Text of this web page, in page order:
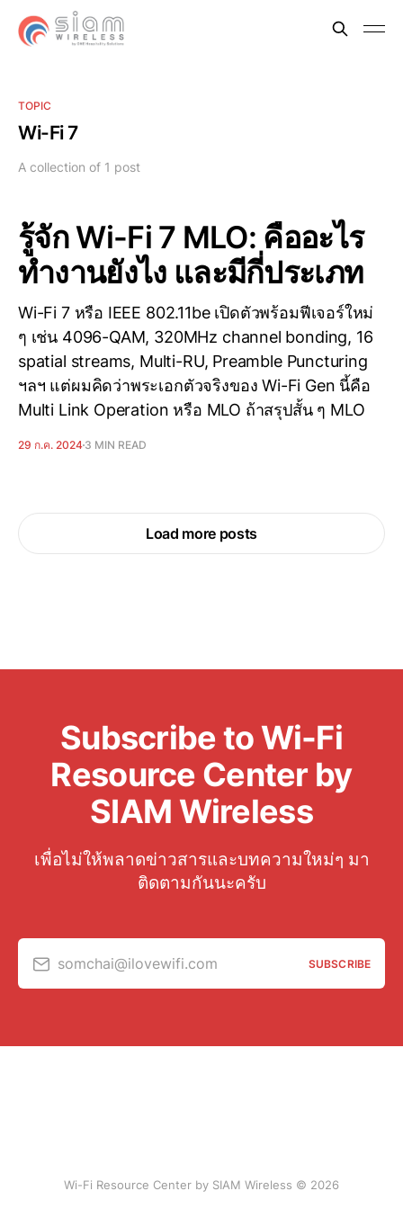
TOPIC
Wi-Fi 7
A collection of 1 post
รู้จัก Wi-Fi 7 MLO: คืออะไร
ทำงานยังไง และมีกี่ประเภท
Wi-Fi 7 หรือ IEEE 802.11be เปิดตัวพร้อมฟีเจอร์ใหม่
ๆ เช่น 4096-QAM, 320MHz channel bonding, 16
spatial streams, Multi-RU, Preamble Puncturing
ฯลฯ แต่ผมคิดว่าพระเอกตัวจริงของ Wi-Fi Gen นี้คือ
Multi Link Operation หรือ MLO ถ้าสรุปสั้น ๆ MLO
29 ก.ค. 2024 3 MIN READ
Load more posts
Subscribe to Wi-Fi
Resource Center by
SIAM Wireless
เพื่อไม่ให้พลาดข่าวสารและบทความใหม่ๆ มา
ติดตามกันนะครับ
somchai@ilovewifi.com SUBSCRIBE
Wi-Fi Resource Center by SIAM Wireless © 2026